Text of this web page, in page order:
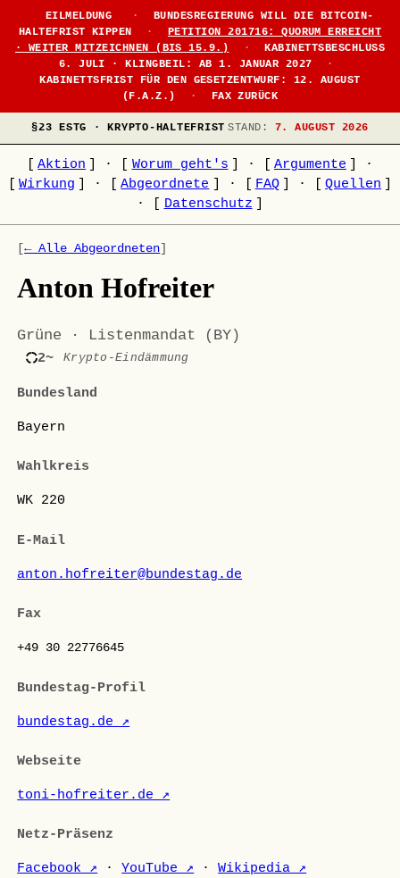
EILMELDUNG ·
BUNDESREGIERUNG WILL DIE BITCOIN-
HALTEFRIST KIPPEN
·
PETITION 201716: QUORUM ERREICHT
· WEITER MITZEICHNEN (BIS 15.9.)
·
KABINETTSBESCHLUSS
6. JULI · KLINGBEIL: AB 1. JANUAR 2027
·
KABINETTSFRIST FÜR DEN GESETZENTWURF: 12. AUGUST
(F.A.Z.)
· FAX ZURÜCK
§23 ESTG · KRYPTO-HALTEFRIST STAND: 7. AUGUST 2026
Aktion · Worum geht's · Argumente
·
Wirkung · Abgeordnete · FAQ · Quellen
·
Datenschutz
[← Alle Abgeordneten]
Anton Hofreiter
Grüne · Listenmandat (BY)
2~ Krypto-Eindämmung
Bundesland
Bayern
Wahlkreis
WK 220
E-Mail
anton.hofreiter@bundestag.de
Fax
+49 30 22776645
Bundestag-Profil
bundestag.de ↗
Webseite
toni-hofreiter.de ↗
Netz-Präsenz
Facebook ↗ ·YouTube ↗ ·Wikipedia ↗